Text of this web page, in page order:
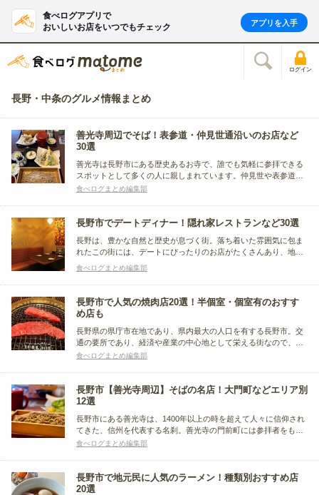
食べログアプリで
おいしいお店をいつでもチェック
アプリを入手
ログイン
長野・中条のグルメ情報まとめ
善光寺周辺でそば！表参道・仲見世通沿いのお店など
30選
善光寺は長野市にある歴史あるお寺で、誰でも気軽に参拝できる
スポットとして多くの人に親しまれています。仲見世や表参道に
は、食べ歩きやお土産探しにぴったりのお店がいっぱい！今回
食べログまとめ編集部
長野市でデートディナー！隠れ家レストランなど30選
長野は、豊かな自然と歴史が息づく街。落ち着いた雰囲気に包ま
れたこの街には、デートにぴったりのお店がたくさんあり、地元
の旬の食材を活かした飲食店も豊富で、和食から洋食、カフェま
でジャンルもさまざま。今回は、そんな長野でのディナーデート
におすすめの飲食店を、お店のタイプ別にまとめました。
食べログまとめ編集部
長野市で人気の焼肉店20選！半個室・個室有のおすす
め店も
長野県の県庁市在地であり、県内最大の人口を有する長野市。交
通の要所であり、経済や産業の中心地として栄える街なので、家
族や友人と一緒に買い物や食事に訪れる人も多いことでしょう。
食べログまとめ編集部
長野市【善光寺周辺】そばの名店！大門町などエリア別
12選
長野市にある善光寺は、1400年以上の時を超えて人々に信仰され
てきた、信州を代表する名刹。善光寺の門前町には参拝者をもて
なすそば屋さんが集まったとされ、現在も多くのそばの名店が軒
食べログまとめ編集部
長野市で地元民に人気のラーメン！種類別おすすめ店
20選